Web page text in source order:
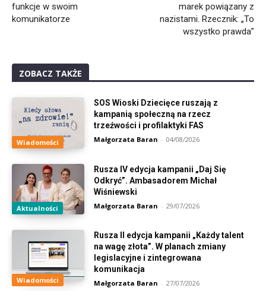
funkcje w swoim
komunikatorze
marek powiązany z
nazistami. Rzecznik: „To
wszystko prawda”
ZOBACZ TAKŻE
Wiadomości
SOS Wioski Dziecięce ruszają z
kampanią społeczną na rzecz
trzeźwości i profilaktyki FAS
Małgorzata Baran - 04/08/2026
Aktualności
Rusza IV edycja kampanii „Daj Się
Odkryć”. Ambasadorem Michał
Wiśniewski
Małgorzata Baran - 29/07/2026
Wiadomości
Rusza II edycja kampanii „Każdy talent
na wagę złota”. W planach zmiany
legislacyjne i zintegrowana
komunikacja
Małgorzata Baran - 27/07/2026